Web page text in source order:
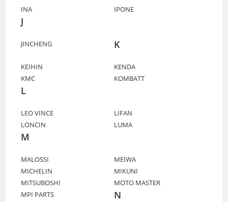
INA IPONE
J
JINCHENG K
KEIHIN
KENDA
KMC
KOMBATT
L
LEO VINCE
LIFAN
LONCIN
LUMA
M
MALOSSI
MEIWA
MICHELIN
MIKUNI
MITSUBOSHI
MOTO MASTER
MPI PARTS
N